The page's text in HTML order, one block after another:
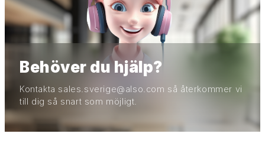
Behöver du hjälp?
Kontakta sales.sverige@also.com så återkommer vi
till dig så snart som möjligt.